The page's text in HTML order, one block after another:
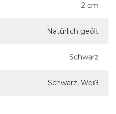
2 cm
Natürlich geölt
Schwarz
Schwarz, Weiß